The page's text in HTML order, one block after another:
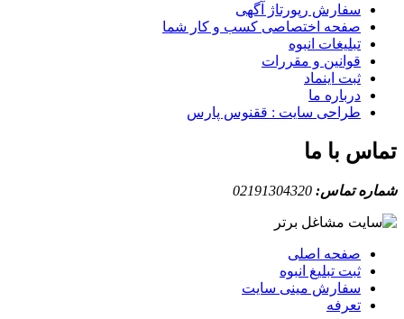
سفارش رپورتاژ آگهی
صفحه اختصاصی کسب و کار شما
تبلیغات انبوه
قوانین و مقررات
ثبت اینماد
درباره ما
طراحی سایت : ققنوس پارس
با ما
تماس:02191304320
صفحه اصلی
ثبت تبلیغ انبوه
سفارش مینی سایت
تعرفه